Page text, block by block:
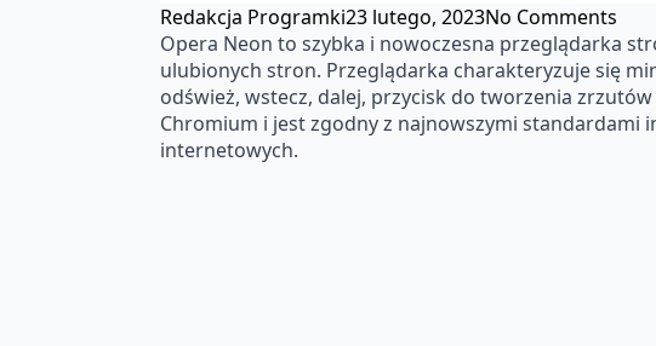
Redakcja Programki23 lutego, 2023No Comments
Opera Neon to szybka i nowoczesna przeglądarka
ulubionych stron. Przeglądarka charakteryzuje się
odśwież, wstecz, dalej, przycisk do tworzenia
Chromium i jest zgodny z najnowszymi
internetowych.